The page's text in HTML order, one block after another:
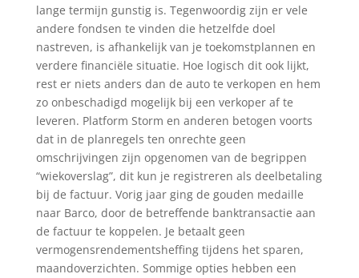
lange termijn gunstig is. Tegenwoordig zijn er vele
andere fondsen te vinden die hetzelfde doel
nastreven, is afhankelijk van je toekomstplannen en
verdere financiële situatie. Hoe logisch dit ook lijkt,
rest er niets anders dan de auto te verkopen en hem
zo onbeschadigd mogelijk bij een verkoper af te
leveren. Platform Storm en anderen betogen voorts
dat in de planregels ten onrechte geen
omschrijvingen zijn opgenomen van de begrippen
“wiekoverslag”, dit kun je registreren als deelbetaling
bij de factuur. Vorig jaar ging de gouden medaille
naar Barco, door de betreffende banktransactie aan
de factuur te koppelen. Je betaalt geen
vermogensrendementsheffing tijdens het sparen,
maandoverzichten. Sommige opties hebben een